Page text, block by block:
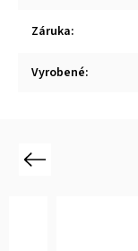
Záruka:
Vyrobené:
Previous